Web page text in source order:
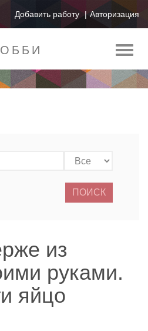
Добавить работу Авторизация
ПОИСК
из
руками.
яйцо